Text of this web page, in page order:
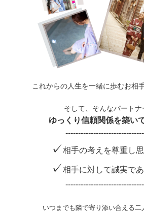
これからの人生を一緒に歩むお相
そして、そんなパートナ
ゆっくり信頼関係を築い
✓相手の考えを尊重し
✓相手に対して誠実で
いつまでも隣で寄り添い合える